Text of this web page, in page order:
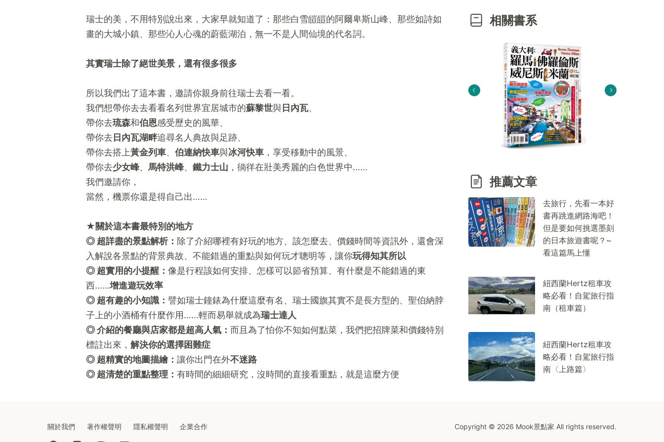
瑞士的美，不用特別說出來，大家早就知道了：那些白雪皚皚的阿爾卑斯山峰、那些如詩如
畫的大城小鎮、那些沁人心魂的蔚藍湖泊，無一不是人間仙境的代名詞。
其實瑞士除了絕世美景，還有很多很多
所以我們出了這本書，邀請你親身前往瑞士去看一看。
我們想帶你去去看看名列世界宜居城市的蘇黎世與 日內瓦、
帶你去琉森和伯恩感受歷史的風華、
帶你去 日內瓦湖畔追尋名人典故與足跡、
帶你去搭上黃金列車、 伯連納快車與冰河快車 ，享受移動中的風景、
帶你去少女峰、 馬特洪峰、 鐵力士山 ，徜徉在壯美秀麗的白色世界中……
我們邀請你，
當然，機票你還是得自己出……
★關於這本書最特別的地方
◎ 超詳盡的景點解析： 除了介紹哪裡有好玩的地方、該怎麼去、價錢時間等資訊外，還會深
入解說各景點的背景典故、不能錯過的重點與如何玩才聰明等，讓你玩得知其所以
◎ 超實用的小提醒： 像是行程該如何安排、怎樣可以節省預算、有什麼是不能錯過的東
西……增進遊玩效率
◎ 超有趣的小知識： 譬如瑞士鐘錶為什麼這麼有名、瑞士國旗其實不是長方型的、聖伯納脖
子上的小酒桶有什麼作用……輕而易舉就成為瑞士達人
◎ 介紹的餐廳與店家都是超高人氣： 而且為了怕你不知如何點菜，我們把招牌菜和價錢特別
標註出來， 解決你的選擇困難症
◎ 超精實的地圖描繪： 讓你出門在外不迷路
◎ 超清楚的重點整理： 有時間的細細研究，沒時間的直接看重點，就是這麼方便
相關書系
推薦文章
去旅行，先看一本好
書再跳進網路海吧！
但是要如何挑選墨刻
的日本旅遊書呢？~
看這篇馬上懂
紐西蘭Hertz租車攻
略必看！自駕旅行指
南（租車篇）
紐西蘭Hertz租車攻
略必看！自駕旅行指
南〈上路篇〉
關於我們 著作權聲明 隱私權聲明 企業合作 Copyright © 2026 Mook景點家 All rights reserved.